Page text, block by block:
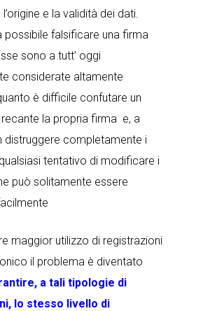
e la validità dei dati.
possibile falsificare una firma
sono a tutt’ oggi
considerate altamente
è difficile confutare un
la propria firma e, a
distruggere completamente i
tentativo di modificare i
può solitamente essere
maggior utilizzo di registrazioni
il problema è diventato
a tali tipologie di
lo stesso livello di